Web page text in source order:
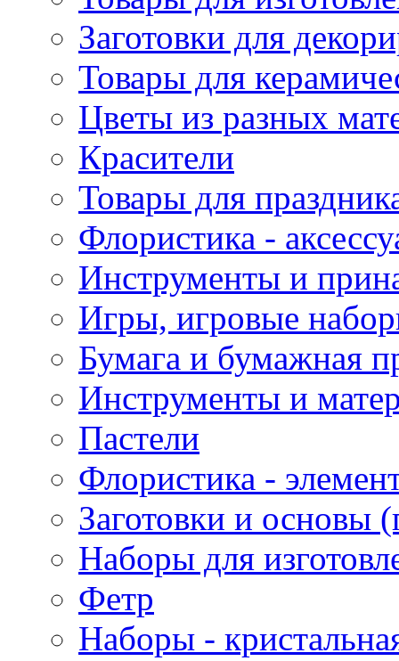
Заготовки для
Товары для
Цветы из разных
Красители
Товары для
Флористика -
Инструменты и
Игры, игровые
Бумага и бумажная
Инструменты и
Пастели
Флористика -
Заготовки и основы
Наборы для
Фетр
Наборы -